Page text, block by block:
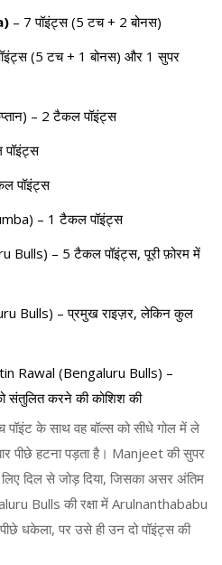
– 7 पॉइंट्स (5 टच + 2 बोनस)
(5 टच + 1 बोनस) और 1 सुपर
– 2 टैकल पॉइंट्स
पॉइंट्स
– 1 टैकल पॉइंट्स
Bulls) – 5 टैकल पॉइंट्स, पूरी फ़ोरम में
Bulls) – प्रमुख राइज़र, लेकिन कुल
Rawal (Bengaluru Bulls) –
संतुलित करने की कोशिश की
के साथ वह बॉल्स को सीधे गोल में ले
पीछे हटना पड़ता है। Manjeet की सुपर
दिल से जोड़ दिया, जिसका असर अंतिम
Bulls की रक्षा में Arulnanthababu
धकेला, पर उसे ही उन दो पॉइंट्स की